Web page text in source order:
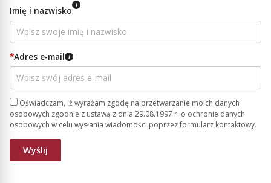
Imię i nazwisko i
*Adres e-mail i
Oświadczam, iż wyrażam zgodę na przetwarzanie moich danych
osobowych zgodnie z ustawą z dnia 29.08.1997 r. o ochronie danych
osobowych w celu wysłania wiadomości poprzez formularz kontaktowy.